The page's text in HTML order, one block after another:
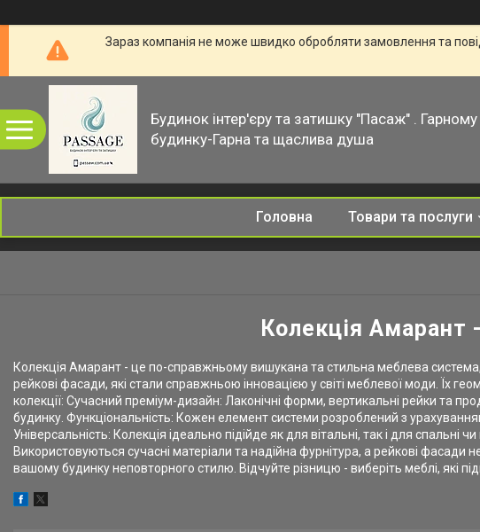
Зараз компанія не може швидко обробляти замовлення та
Будинок інтер'єру та затишку "Пасаж" . Гарному
будинку-Гарна та щаслива душа
Головна Товари та послуги
Колекція Амарант
Колекція Амарант - це по-справжньому вишукана та стильна меблева система,
рейкові фасади, які стали справжньою інновацією у світі меблевої моди. Їх
колекції: Сучасний преміум-дизайн: Лаконічні форми, вертикальні рейки та
будинку. Функціональність: Кожен елемент системи розроблений з
Універсальність: Колекція ідеально підійде як для вітальні, так і для спальні
Використовуються сучасні матеріали та надійна фурнітура, а рейкові
вашому будинку неповторного стилю. Відчуйте різницю - виберіть меблі, які